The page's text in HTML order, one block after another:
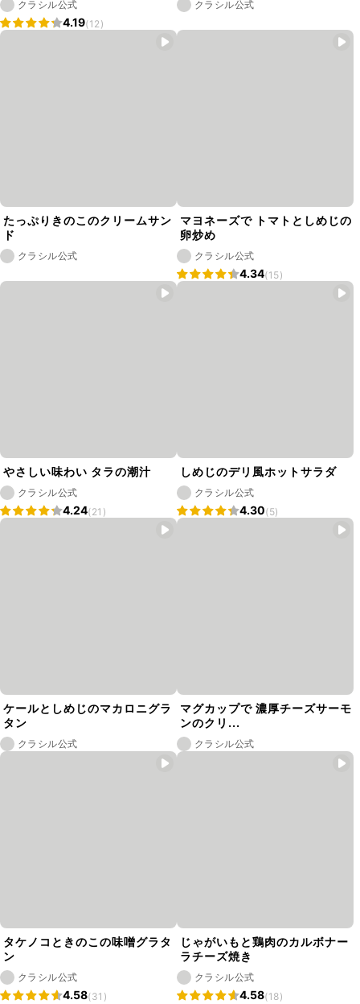
クラシル公式
4.19(12)
クラシル公式
たっぷりきのこのクリームサン
ド
クラシル公式
マヨネーズで トマトとしめじの
卵炒め
クラシル公式
4.34(15)
やさしい味わい タラの潮汁
クラシル公式
4.24(21)
しめじのデリ風ホットサラダ
クラシル公式
4.30(5)
ケールとしめじのマカロニグラ
タン
クラシル公式
マグカップで 濃厚チーズサーモ
ンのクリ...
クラシル公式
タケノコときのこの味噌グラタ
ン
クラシル公式
4.58(31)
じゃがいもと鶏肉のカルボナー
ラチーズ焼き
クラシル公式
4.58(18)